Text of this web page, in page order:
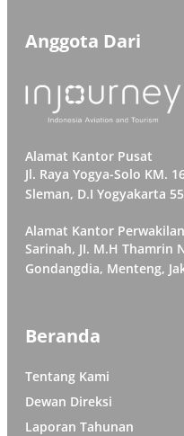
Anggota Dari
Alamat Kantor Pusat
Jl. Raya Yogya-Solo KM.
Sleman, D.I Yogyakarta
Alamat Kantor Perwakilan
Sarinah, JI. M.H Thamrin
Gondangdia, Menteng,
Beranda
Tentang Kami
Dewan Direksi
Laporan Tahunan